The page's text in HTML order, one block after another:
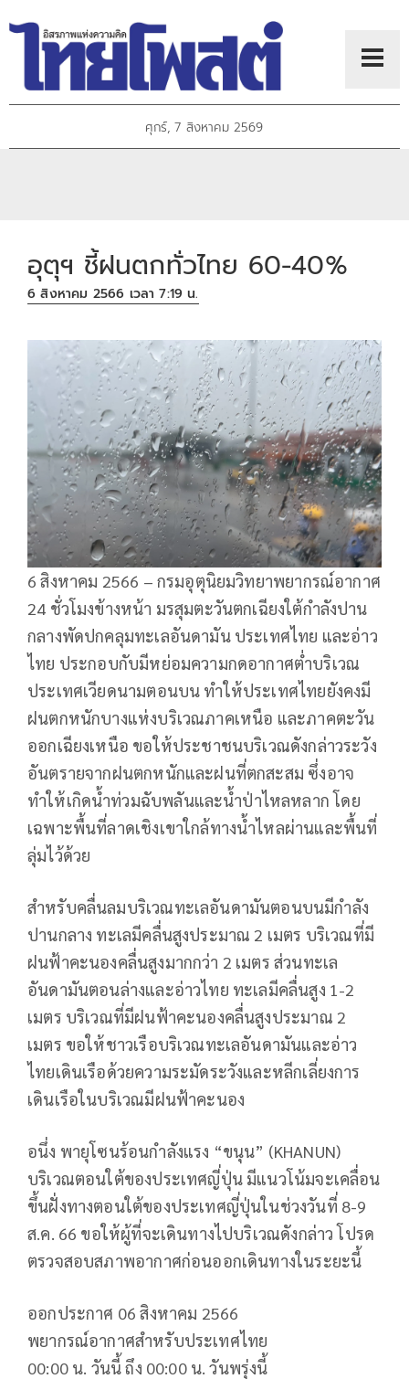
ศุกร์, 7 สิงหาคม 2569
อุตุฯ ชี้ฝนตกทั่วไทย 60-40%
6 สิงหาคม 2566 เวลา 7:19 น.
6 สิงหาคม 2566 – กรมอุตุนิยมวิทยาพยากรณ์อากาศ
24 ชั่วโมงข้างหน้า มรสุมตะวันตกเฉียงใต้กำลังปาน
กลางพัดปกคลุมทะเลอันดามัน ประเทศไทย และอ่าว
ไทย ประกอบกับมีหย่อมความกดอากาศต่ำบริเวณ
ประเทศเวียดนามตอนบน ทำให้ประเทศไทยยังคงมี
ฝนตกหนักบางแห่งบริเวณภาคเหนือ และภาคตะวัน
ออกเฉียงเหนือ ขอให้ประชาชนบริเวณดังกล่าวระวัง
อันตรายจากฝนตกหนักและฝนที่ตกสะสม ซึ่งอาจ
ทำให้เกิดน้ำท่วมฉับพลันและน้ำป่าไหลหลาก โดย
เฉพาะพื้นที่ลาดเชิงเขาใกล้ทางน้ำไหลผ่านและพื้นที่
ลุ่มไว้ด้วย
สำหรับคลื่นลมบริเวณทะเลอันดามันตอนบนมีกำลัง
ปานกลาง ทะเลมีคลื่นสูงประมาณ 2 เมตร บริเวณที่มี
ฝนฟ้าคะนองคลื่นสูงมากกว่า 2 เมตร ส่วนทะเล
อันดามันตอนล่างและอ่าวไทย ทะเลมีคลื่นสูง 1-2
เมตร บริเวณที่มีฝนฟ้าคะนองคลื่นสูงประมาณ 2
เมตร ขอให้ชาวเรือบริเวณทะเลอันดามันและอ่าว
ไทยเดินเรือด้วยความระมัดระวังและหลีกเลี่ยงการ
เดินเรือในบริเวณมีฝนฟ้าคะนอง
อนึ่ง พายุโซนร้อนกำลังแรง “ขนุน” (KHANUN)
บริเวณตอนใต้ของประเทศญี่ปุ่น มีแนวโน้มจะเคลื่อน
ขึ้นฝั่งทางตอนใต้ของประเทศญี่ปุ่นในช่วงวันที่ 8-9
ส.ค. 66 ขอให้ผู้ที่จะเดินทางไปบริเวณดังกล่าว โปรด
ตรวจสอบสภาพอากาศก่อนออกเดินทางในระยะนี้
ออกประกาศ 06 สิงหาคม 2566
พยากรณ์อากาศสำหรับประเทศไทย
00:00 น. วันนี้ ถึง 00:00 น. วันพรุ่งนี้